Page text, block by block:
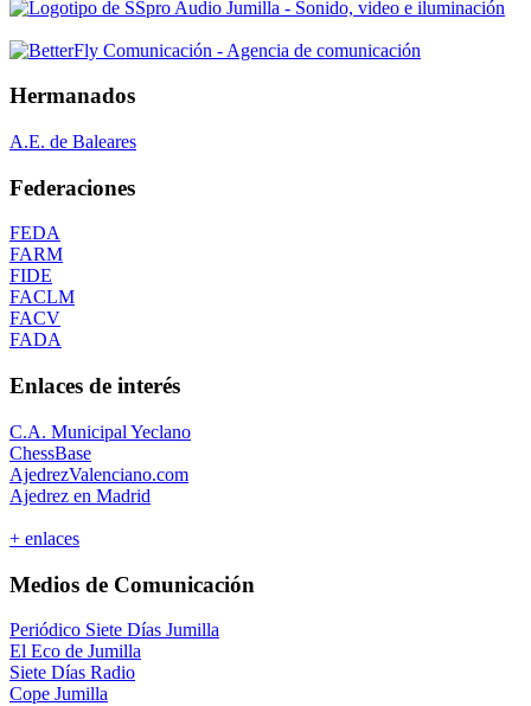
Hermanados
A.E. de Baleares
Federaciones
FEDA
FARM
FIDE
FACLM
FACV
FADA
Enlaces de interés
C.A. Municipal Yeclano
ChessBase
AjedrezValenciano.com
Ajedrez en Madrid
+ enlaces
Medios de Comunicación
Periódico Siete Días Jumilla
El Eco de Jumilla
Siete Días Radio
Cope Jumilla